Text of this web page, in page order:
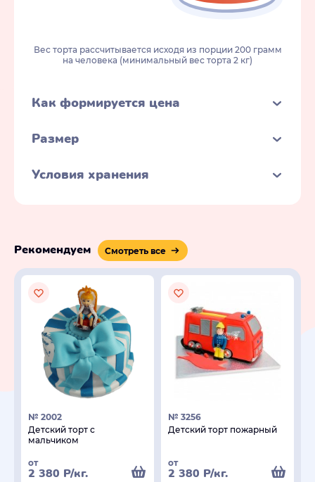
Вес торта рассчитывается исходя из порции 200 грамм
на человека (минимальный вес торта 2 кг)
Как формируется цена
Размер
Условия хранения
Рекомендуем Смотреть все
№ 2002
Детский торт с
мальчиком
от
2 380 Р/кг.
№ 3256
Детский торт пожарный
от
2 380 Р/кг.